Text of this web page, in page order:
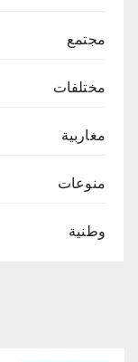
مجتمع
مختلفات
مغاربية
منوعات
وطنية